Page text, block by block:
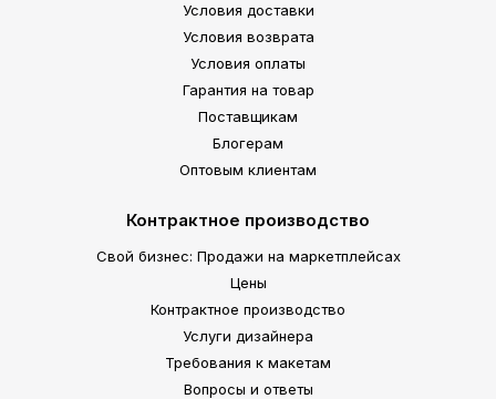
Условия доставки
Условия возврата
Условия оплаты
Гарантия на товар
Поставщикам
Блогерам
Оптовым клиентам
Контрактное производство
Свой бизнес: Продажи на маркетплейсах
Цены
Контрактное производство
Услуги дизайнера
Требования к макетам
Вопросы и ответы